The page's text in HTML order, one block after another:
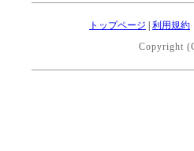
トップページ 利用規約
Copyright